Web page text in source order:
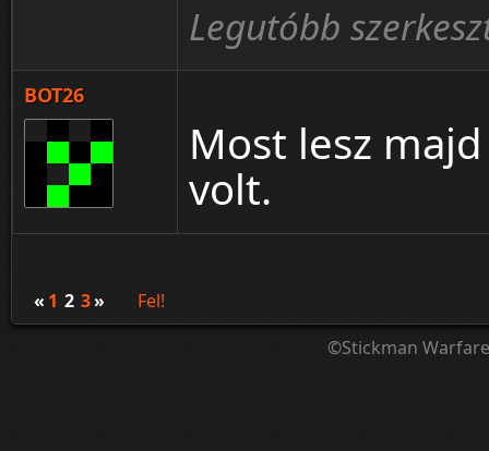
Legutóbb
BOT26
Most lesz
volt.
« 1 2 3»
Fel!
©Stickman Warfare